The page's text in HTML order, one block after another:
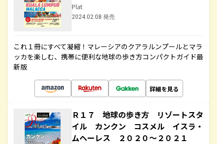
Plat
2024.02.08 発売
これ１冊にすべて凝縮！マレーシアのクアラルンプールとマラ
ッカを楽しむ、携帯に便利な地球の歩き方コンパクトガイド最
新版
詳細を見る
Ｒ１７ 地球の歩き方 リゾートスタ
イル カンクン コスメル イスラ・
ムヘーレス ２０２０～２０２１